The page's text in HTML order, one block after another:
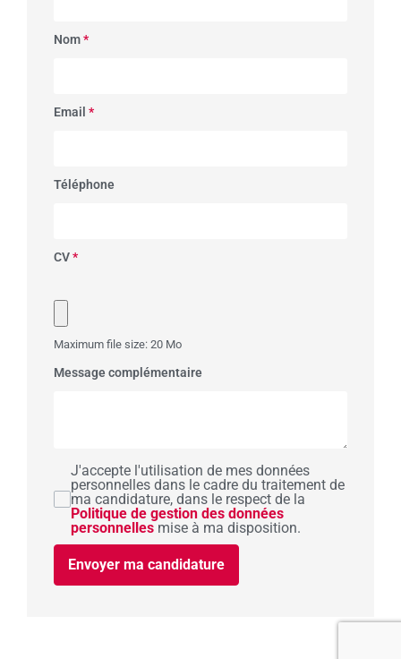
Nom*
Email *
Téléphone
CV*
Maximum file size: 20 Mo
Message complémentaire
J'accepte l'utilisation de mes données
personnelles dans le cadre du traitement de
ma candidature, dans le respect de la
Politique de gestion des données
personnelles mise à ma disposition.
Envoyer ma candidature